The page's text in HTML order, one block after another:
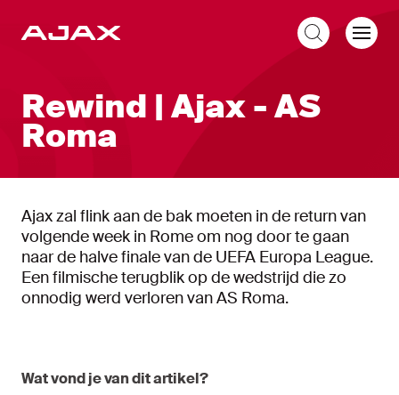
Rewind | Ajax - AS
Roma
Ajax zal flink aan de bak moeten in de return van
volgende week in Rome om nog door te gaan
naar de halve finale van de UEFA Europa League.
Een filmische terugblik op de wedstrijd die zo
onnodig werd verloren van AS Roma.
Wat vond je van dit artikel?